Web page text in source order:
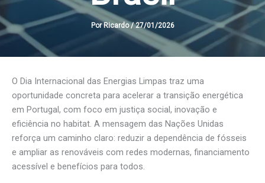
Por Ricardo/27/01/2026
O Dia Internacional das Energias Limpas traz uma
oportunidade concreta para acelerar a transição energética
em Portugal, com foco em justiça social, inovação e
eficiência no habitat. A mensagem das Nações Unidas
reforça um caminho claro: reduzir a dependência de fósseis
e ampliar as renováveis com redes modernas, financiamento
acessível e benefícios para todos.